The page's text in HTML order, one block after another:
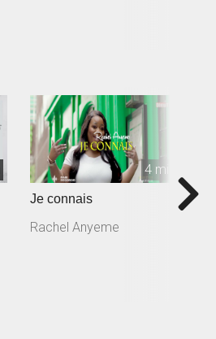
4 min
Je connais
Rachel Anyeme